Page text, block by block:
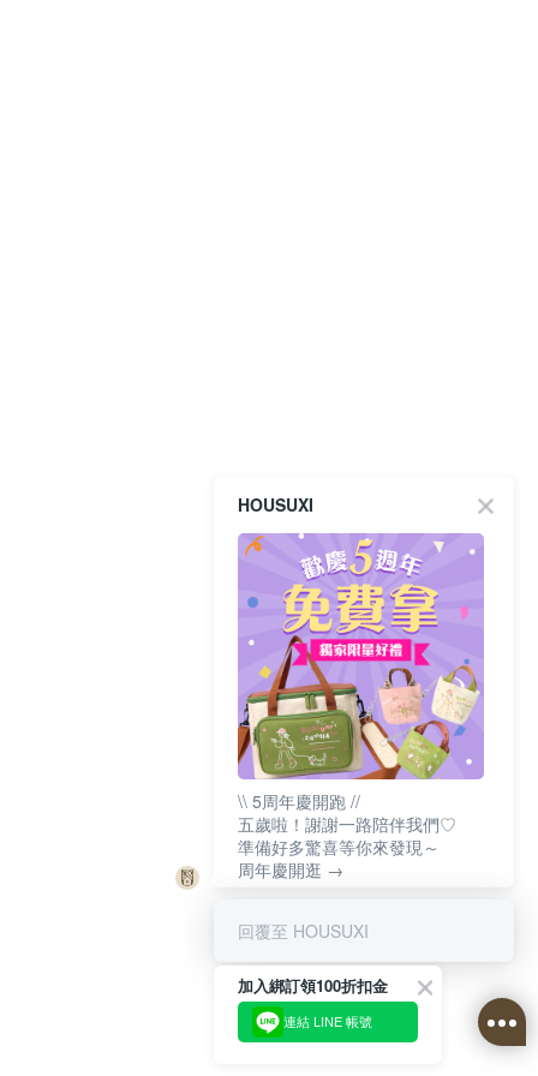
HOUSUXI
\\ 5周年慶開跑 //
五歲啦！謝謝一路陪伴我們♡
準備好多驚喜等你來發現～
周年慶開逛 →
回覆至 HOUSUXI
加入綁訂領100折扣金
連結 LINE 帳號